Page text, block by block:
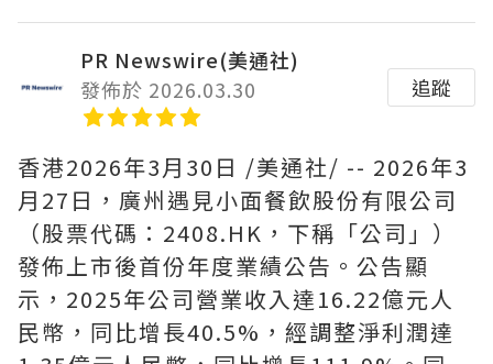
PR Newswire(美通社)
發佈於 2026.03.30
追蹤
香港2026年3月30日 /美通社/ -- 2026年3
月27日， 廣州遇見小面餐飲股份有限公司
（股票代碼：2408.HK，下稱「公司」）
發佈上市後首份年度業績公告。公告顯
示，2025年公司營業收入達16.22億元人
民幣，同比增長40.5%，經調整淨利潤達